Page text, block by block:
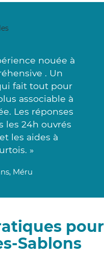
nouée à
. Un
fait tout pour
associable à
Les réponses
les 24h ouvrés
les aides à
»
Méru
pour
Sablons